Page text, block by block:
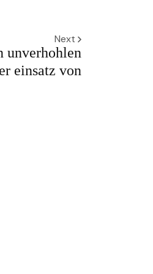
Next
unverhohlen
einsatz von